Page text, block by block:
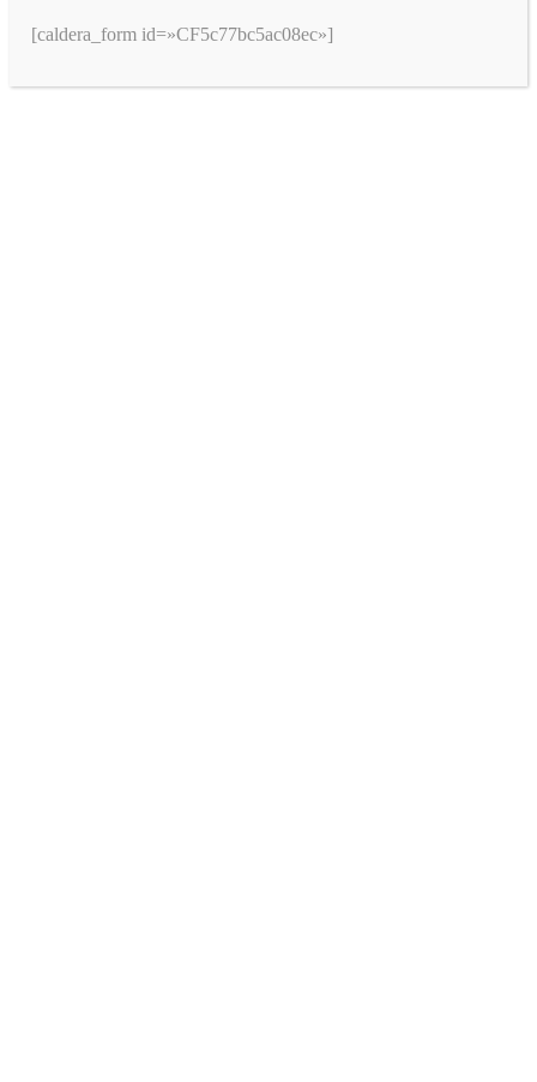
[caldera_form id=»CF5c77bc5ac08ec»]